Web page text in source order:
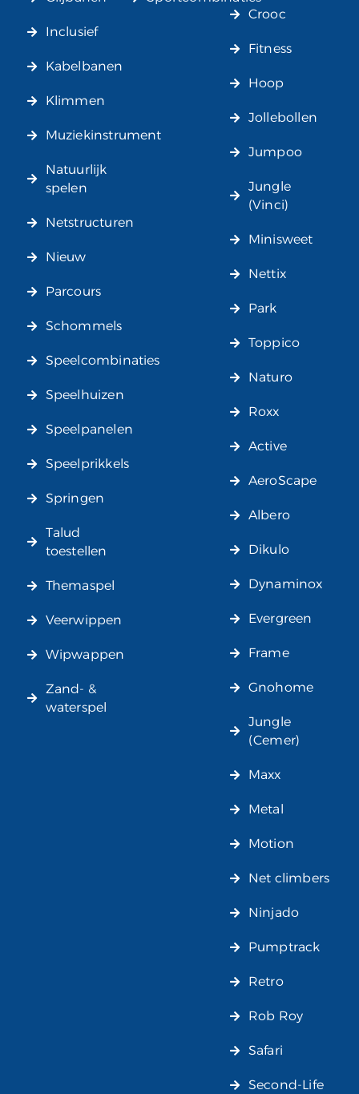
Inclusief
Kabelbanen
Klimmen
Muziekinstrument
Natuurlijk
spelen
Netstructuren
Nieuw
Parcours
Schommels
Speelcombinaties
Speelhuizen
Speelpanelen
Speelprikkels
Springen
Talud
toestellen
Themaspel
Veerwippen
Wipwappen
Zand- &
waterspel
Crooc
Fitness
Hoop
Jollebollen
Jumpoo
Jungle
(Vinci)
Minisweet
Nettix
Park
Toppico
Naturo
Roxx
Active
AeroScape
Albero
Dikulo
Dynaminox
Evergreen
Frame
Gnohome
Jungle
(Cemer)
Maxx
Metal
Motion
Net climbers
Ninjado
Pumptrack
Retro
Rob Roy
Safari
Second-Life